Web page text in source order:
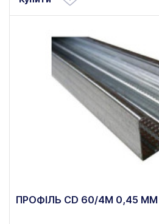
ПРОФІЛЬ CD 60/4М 0,45